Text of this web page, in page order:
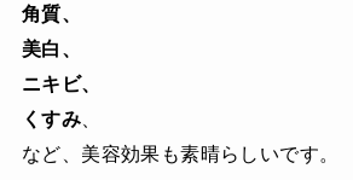
角質、
美白、
ニキビ、
くすみ
など、美容効果も素晴らしいです。